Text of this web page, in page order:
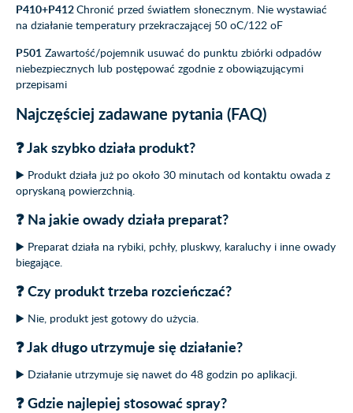
P410+P412Chronić przed światłem słonecznym. Nie wystawiać
na działanie temperatury przekraczającej 50 oC/122 oF
P501 Zawartość/pojemnik usuwać do punktu zbiórki odpadów
niebezpiecznych lub postępować zgodnie z obowiązującymi
przepisami
Najczęściej zadawane pytania (FAQ)
❓ Jak szybko działa produkt?
▶️ Produkt działa już po około 30 minutach od kontaktu owada z
opryskaną powierzchnią.
❓ Na jakie owady działa preparat?
▶️ Preparat działa na rybiki, pchły, pluskwy, karaluchy i inne owady
biegające.
❓ Czy produkt trzeba rozcieńczać?
▶️ Nie, produkt jest gotowy do użycia.
❓ Jak długo utrzymuje się działanie?
▶️ Działanie utrzymuje się nawet do 48 godzin po aplikacji.
❓ Gdzie najlepiej stosować spray?